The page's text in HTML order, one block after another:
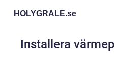
HOLYGRALE.se
Installera